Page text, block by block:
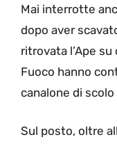
Mai interrotte
dopo aver
ritrovata l’Ape
Fuoco hanno
canalone di
Sul posto, oltre